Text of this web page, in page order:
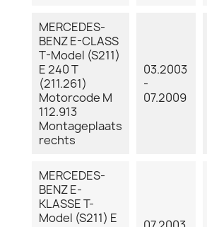
MERCEDES-
BENZ E-CLASS
T-Model (S211)
E 240 T
(211.261)
Motorcode M
112.913
Montageplaats
rechts
03.2003
-
07.2009
MERCEDES-
BENZ E-
KLASSE T-
Model (S211) E